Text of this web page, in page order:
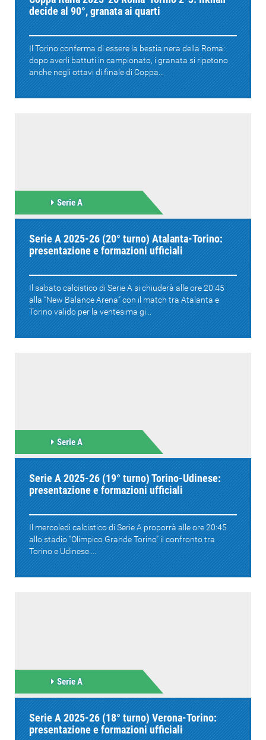
decide al 90°, granata ai quarti
Il Torino conferma di essere la bestia nera della Roma:
dopo averli battuti in campionato, i granata si ripetono
anche negli ottavi di finale di Coppa...
Serie A
Serie A 2025-26 (20° turno) Atalanta-Torino:
presentazione e formazioni ufficiali
Il sabato calcistico di Serie A si chiuderà alle ore 20:45
alla “New Balance Arena” con il match tra Atalanta e
Torino valido per la ventesima gi...
Serie A
Serie A 2025-26 (19° turno) Torino-Udinese:
presentazione e formazioni ufficiali
Il mercoledì calcistico di Serie A proporrà alle ore 20:45
allo stadio “Olimpico Grande Torino” il confronto tra
Torino e Udinese....
Serie A
Serie A 2025-26 (18° turno) Verona-Torino:
presentazione e formazioni ufficiali